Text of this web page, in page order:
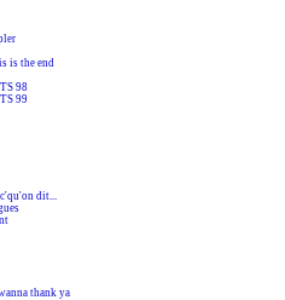
is the end
98
99
dit...
thank ya